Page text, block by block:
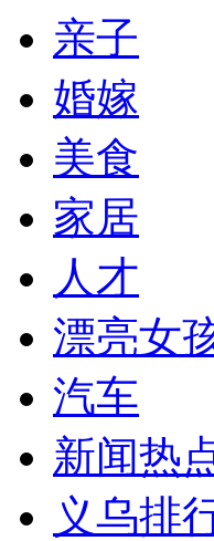
亲子
婚嫁
美食
家居
人才
漂亮女
汽车
新闻热
义乌排